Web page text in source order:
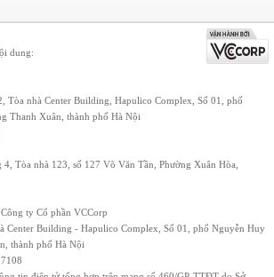
dung:
Tòa nhà Center Building, Hapulico Complex, Số 01, phố
Thanh Xuân, thành phố Hà Nội
4, Tòa nhà 123, số 127 Võ Văn Tần, Phường Xuân Hòa,
ty Cổ phần VCCorp
Center Building - Hapulico Complex, Số 01, phố Nguyễn Huy
thành phố Hà Nội